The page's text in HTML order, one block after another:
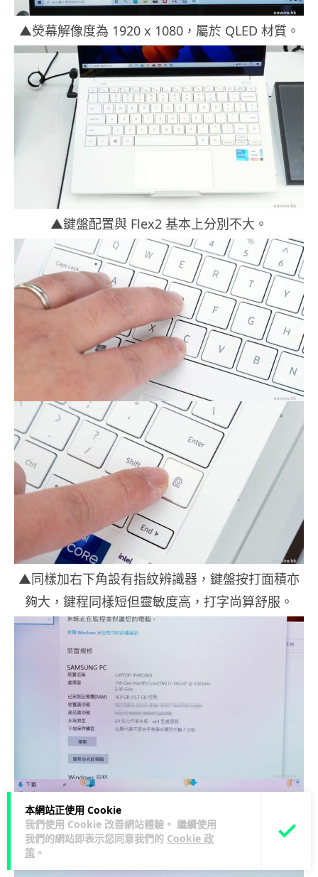
本網站正使用 Cookie
我們使用 Cookie 改善網站體驗。 繼續使用
我們的網站即表示您同意我們的 Cookie 政
策 。
▲熒幕解像度為 1920 x 1080，屬於 QLED 材質。
▲鍵盤配置與 Flex2 基本上分別不大。
▲同樣加右下角設有指紋辨識器，鍵盤按打面積亦
夠大，鍵程同樣短但靈敏度高，打字尚算舒服。